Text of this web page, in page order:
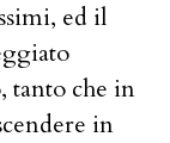
ed il
tanto che in
in